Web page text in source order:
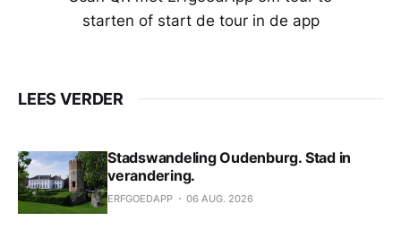
starten of start de tour in de app
LEES VERDER
Stadswandeling Oudenburg. Stad in
verandering.
ERFGOEDAPP 06 AUG. 2026